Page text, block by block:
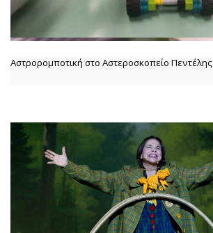
Αστρορομποτική στο Αστεροσκοπείο Πεντέλης